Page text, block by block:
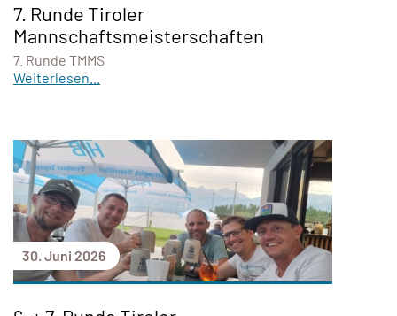
7. Runde Tiroler
Mannschaftsmeisterschaften
7. Runde TMMS
Weiterlesen...
30. Juni 2026